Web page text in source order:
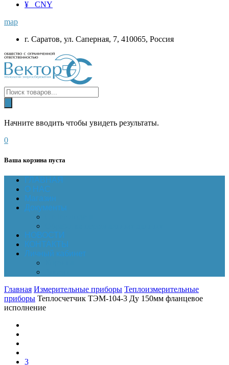
¥ CNY
map
г. Саратов, ул. Саперная, 7, 410065, Россия
Начните вводить чтобы увидеть результаты.
0
Ваша корзина пуста
ГЛАВНАЯ
О НАС
Магазин
Документы
НОВОСТИ
КОНТАКТЫ
Личный кабинет
Главная Измерительные приборы Теплоизмерительные
приборы Теплосчетчик ТЭМ-104-3 Ду 150мм фланцевое
исполнение
3